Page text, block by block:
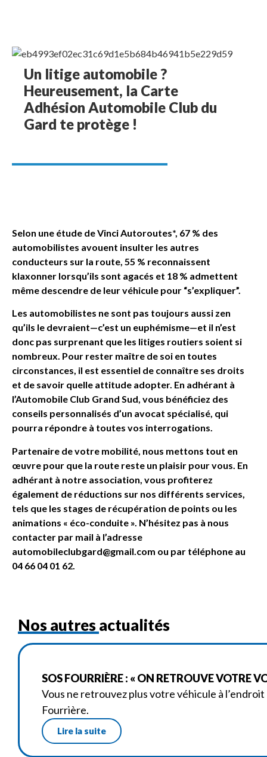
Un litige automobile ?
Heureusement, la Carte
Adhésion Automobile Club du
Gard te protège !
Selon une étude de Vinci Autoroutes*, 67 % des
automobilistes avouent insulter les autres
conducteurs sur la route, 55 % reconnaissent
klaxonner lorsqu’ils sont agacés et 18 % admettent
même descendre de leur véhicule pour “s’expliquer”.
Les automobilistes ne sont pas toujours aussi zen
qu’ils le devraient—c’est un euphémisme—et il n’est
donc pas surprenant que les litiges routiers soient si
nombreux. Pour rester maître de soi en toutes
circonstances, il est essentiel de connaître ses droits
et de savoir quelle attitude adopter. En adhérant à
l’Automobile Club Grand Sud, vous bénéficiez des
conseils personnalisés d’un avocat spécialisé, qui
pourra répondre à toutes vos interrogations.
Partenaire de votre mobilité, nous mettons tout en
œuvre pour que la route reste un plaisir pour vous. En
adhérant à notre association, vous profiterez
également de réductions sur nos différents services,
tels que les stages de récupération de points ou les
animations « éco-conduite ». N’hésitez pas à nous
contacter par mail à l’adresse
automobileclubgard@gmail.com ou par téléphone au
04 66 04 01 62.
Nos autres actualités
SOS FOURRIÈRE : « ON RETROUVE VOTRE
Vous ne retrouvez plus votre véhicule à
Fourrière.
Lire la suite